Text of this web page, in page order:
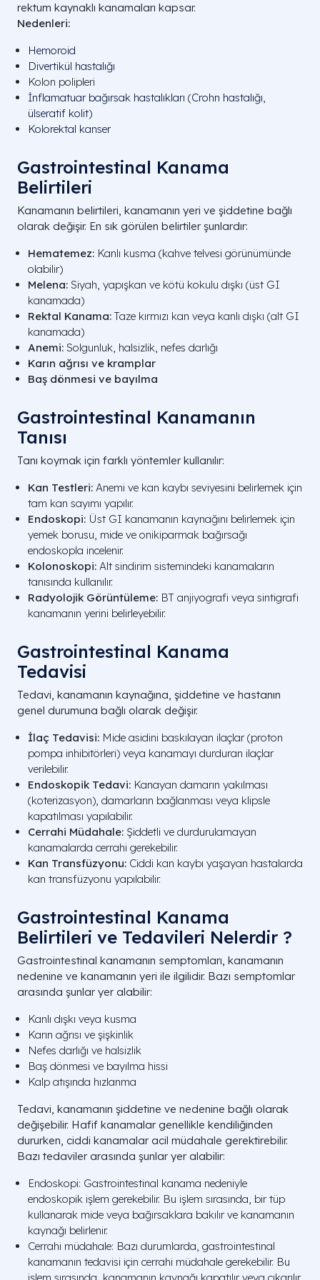
rektum kaynaklı kanamaları kapsar.
Nedenleri:
Hemoroid
Divertikül hastalığı
Kolon polipleri
İnflamatuar bağırsak hastalıkları (Crohn hastalığı,
ülseratif kolit)
Kolorektal kanser
Gastrointestinal Kanama
Belirtileri
Kanamanın belirtileri, kanamanın yeri ve şiddetine bağlı
olarak değişir. En sık görülen belirtiler şunlardır:
Hematemez: Kanlı kusma (kahve telvesi görünümünde
olabilir)
Melena: Siyah, yapışkan ve kötü kokulu dışkı (üst GI
kanamada)
Rektal Kanama: Taze kırmızı kan veya kanlı dışkı (alt GI
kanamada)
Anemi: Solgunluk, halsizlik, nefes darlığı
Karın ağrısı ve kramplar
Baş dönmesi ve bayılma
Gastrointestinal Kanamanın
Tanısı
Tanı koymak için farklı yöntemler kullanılır:
Kan Testleri: Anemi ve kan kaybı seviyesini belirlemek için
tam kan sayımı yapılır.
Endoskopi: Üst GI kanamanın kaynağını belirlemek için
yemek borusu, mide ve onikiparmak bağırsağı
endoskopla incelenir.
Kolonoskopi: Alt sindirim sistemindeki kanamaların
tanısında kullanılır.
Radyolojik Görüntüleme: BT anjiyografi veya sintigrafi
kanamanın yerini belirleyebilir.
Gastrointestinal Kanama
Tedavisi
Tedavi, kanamanın kaynağına, şiddetine ve hastanın
genel durumuna bağlı olarak değişir.
İlaç Tedavisi: Mide asidini baskılayan ilaçlar (proton
pompa inhibitörleri) veya kanamayı durduran ilaçlar
verilebilir.
Endoskopik Tedavi: Kanayan damarın yakılması
(koterizasyon), damarların bağlanması veya klipsle
kapatılması yapılabilir.
Cerrahi Müdahale: Şiddetli ve durdurulamayan
kanamalarda cerrahi gerekebilir.
Kan Transfüzyonu: Ciddi kan kaybı yaşayan hastalarda
kan transfüzyonu yapılabilir.
Gastrointestinal Kanama
Belirtileri ve Tedavileri Nelerdir ?
Gastrointestinal kanamanın semptomları, kanamanın
nedenine ve kanamanın yeri ile ilgilidir. Bazı semptomlar
arasında şunlar yer alabilir:
Kanlı dışkı veya kusma
Karın ağrısı ve şişkinlik
Nefes darlığı ve halsizlik
Baş dönmesi ve bayılma hissi
Kalp atışında hızlanma
Tedavi, kanamanın şiddetine ve nedenine bağlı olarak
değişebilir. Hafif kanamalar genellikle kendiliğinden
dururken, ciddi kanamalar acil müdahale gerektirebilir.
Bazı tedaviler arasında şunlar yer alabilir:
Endoskopi: Gastrointestinal kanama nedeniyle
endoskopik işlem gerekebilir. Bu işlem sırasında, bir tüp
kullanarak mide veya bağırsaklara bakılır ve kanamanın
kaynağı belirlenir.
Cerrahi müdahale: Bazı durumlarda, gastrointestinal
kanamanın tedavisi için cerrahi müdahale gerekebilir. Bu